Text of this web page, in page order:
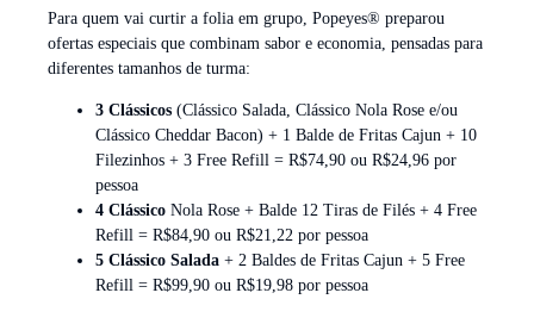
Para quem vai curtir a folia em grupo, Popeyes® preparou
ofertas especiais que combinam sabor e economia, pensadas para
diferentes tamanhos de turma:
3 Clássicos (Clássico Salada, Clássico Nola Rose e/ou
Clássico Cheddar Bacon) + 1 Balde de Fritas Cajun + 10
Filezinhos + 3 Free Refill = R$74,90 ou R$24,96 por
pessoa
4 Clássico Nola Rose + Balde 12 Tiras de Filés + 4 Free
Refill = R$84,90 ou R$21,22 por pessoa
5 Clássico Salada + 2 Baldes de Fritas Cajun + 5 Free
Refill = R$99,90 ou R$19,98 por pessoa